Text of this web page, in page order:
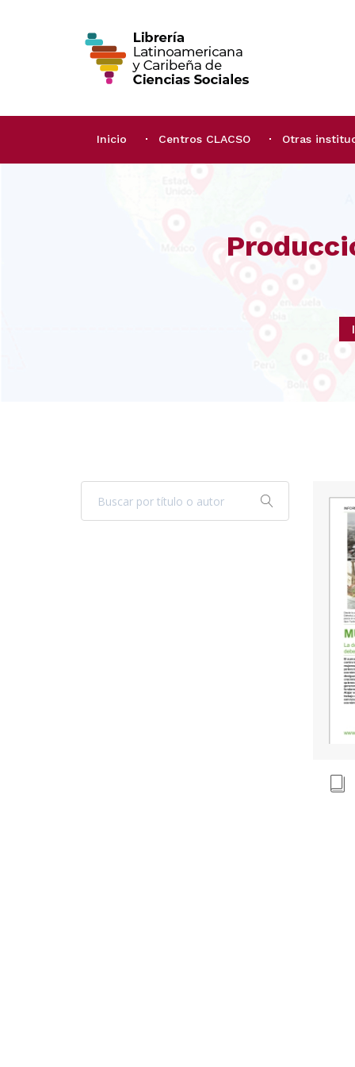
Inicio Centros CLACSO Otras